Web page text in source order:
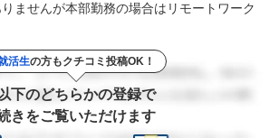
ませんが本部勤務の場合はリモートワーク
活生の方もクチコミ投稿OK！
以下のどちらかの登録で
きをご覧いただけます